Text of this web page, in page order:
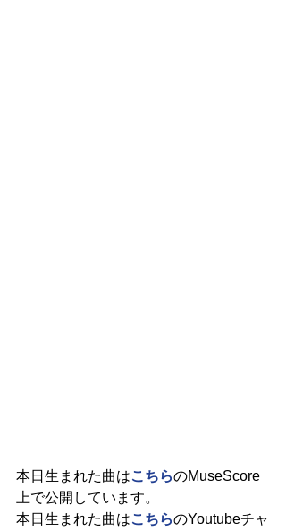
本日生まれた曲はこちらのMuseScore
上で公開しています。
本日生まれた曲はこちらのYoutubeチャ